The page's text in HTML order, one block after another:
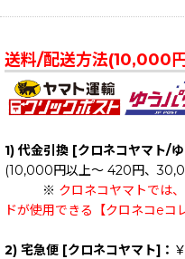
送料/配送方法(10,000
1) 代金引換 [クロネコヤマト/
(10,000円以上～ 420円、
※ クロネコヤマトでは
ドが使用できる【クロネコeコ
2) 宅急便 [クロネコヤマト]：